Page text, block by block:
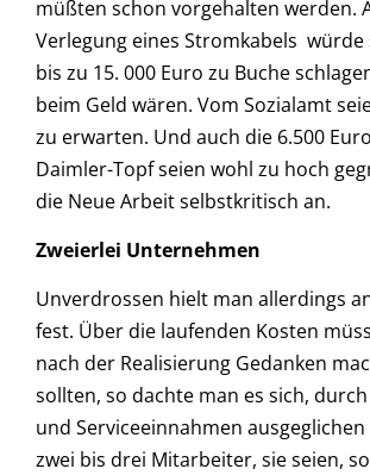
müßten schon vorgehalten werden.
Verlegung eines Stromkabels
bis zu 15. 000 Euro zu Buche
beim Geld wären. Vom Sozialamt
zu erwarten. Und auch die 6.500
Daimler-Topf seien wohl zu hoch
die Neue Arbeit selbstkritisch an.
Zweierlei Unternehmen
Unverdrossen hielt man allerdings
fest. Über die laufenden Kosten
nach der Realisierung Gedanken
sollten, so dachte man es sich,
und Serviceeinnahmen
zwei bis drei Mitarbeiter, sie seien,